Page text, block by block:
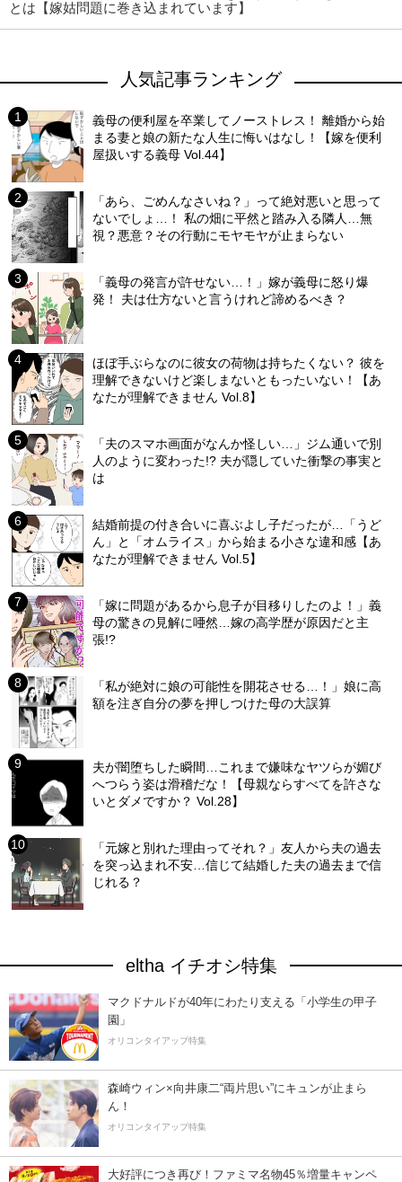
とは【嫁姑問題に巻き込まれています】
人気記事ランキング
義母の便利屋を卒業してノーストレス！ 離婚から始
まる妻と娘の新たな人生に悔いはなし！【嫁を便利
屋扱いする義母 Vol.44】
「あら、ごめんなさいね？」って絶対悪いと思って
ないでしょ…！ 私の畑に平然と踏み入る隣人…無
視？悪意？その行動にモヤモヤが止まらない
「義母の発言が許せない…！」嫁が義母に怒り爆
発！ 夫は仕方ないと言うけれど諦めるべき？
ほぼ手ぶらなのに彼女の荷物は持ちたくない？ 彼を
理解できないけど楽しまないともったいない！【あ
なたが理解できません Vol.8】
「夫のスマホ画面がなんか怪しい…」ジム通いで別
人のように変わった!? 夫が隠していた衝撃の事実と
は
結婚前提の付き合いに喜ぶよし子だったが…「うど
ん」と「オムライス」から始まる小さな違和感【あ
なたが理解できません Vol.5】
「嫁に問題があるから息子が目移りしたのよ！」義
母の驚きの見解に唖然…嫁の高学歴が原因だと主
張!?
「私が絶対に娘の可能性を開花させる…！」娘に高
額を注ぎ自分の夢を押しつけた母の大誤算
夫が闇堕ちした瞬間…これまで嫌味なヤツらが媚び
へつらう姿は滑稽だな！【母親ならすべてを許さな
いとダメですか？ Vol.28】
「元嫁と別れた理由ってそれ？」友人から夫の過去
を突っ込まれ不安…信じて結婚した夫の過去まで信
じれる？
eltha イチオシ特集
マクドナルドが40年にわたり支える「小学生の甲子
園」
オリコンタイアップ特集
森崎ウィン×向井康二“両片思い”にキュンが止まら
ん！
オリコンタイアップ特集
大好評につき再び！ファミマ名物45％増量キャンペ